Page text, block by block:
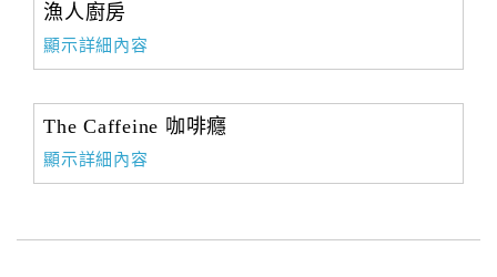
漁人廚房
顯示詳細內容
The Caffeine 咖啡癮
顯示詳細內容